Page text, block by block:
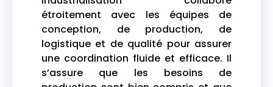
étroitement avec les équipes de
conception, de production, de
logistique et de qualité pour assurer
une coordination fluide et efficace. Il
s’assure que les besoins de